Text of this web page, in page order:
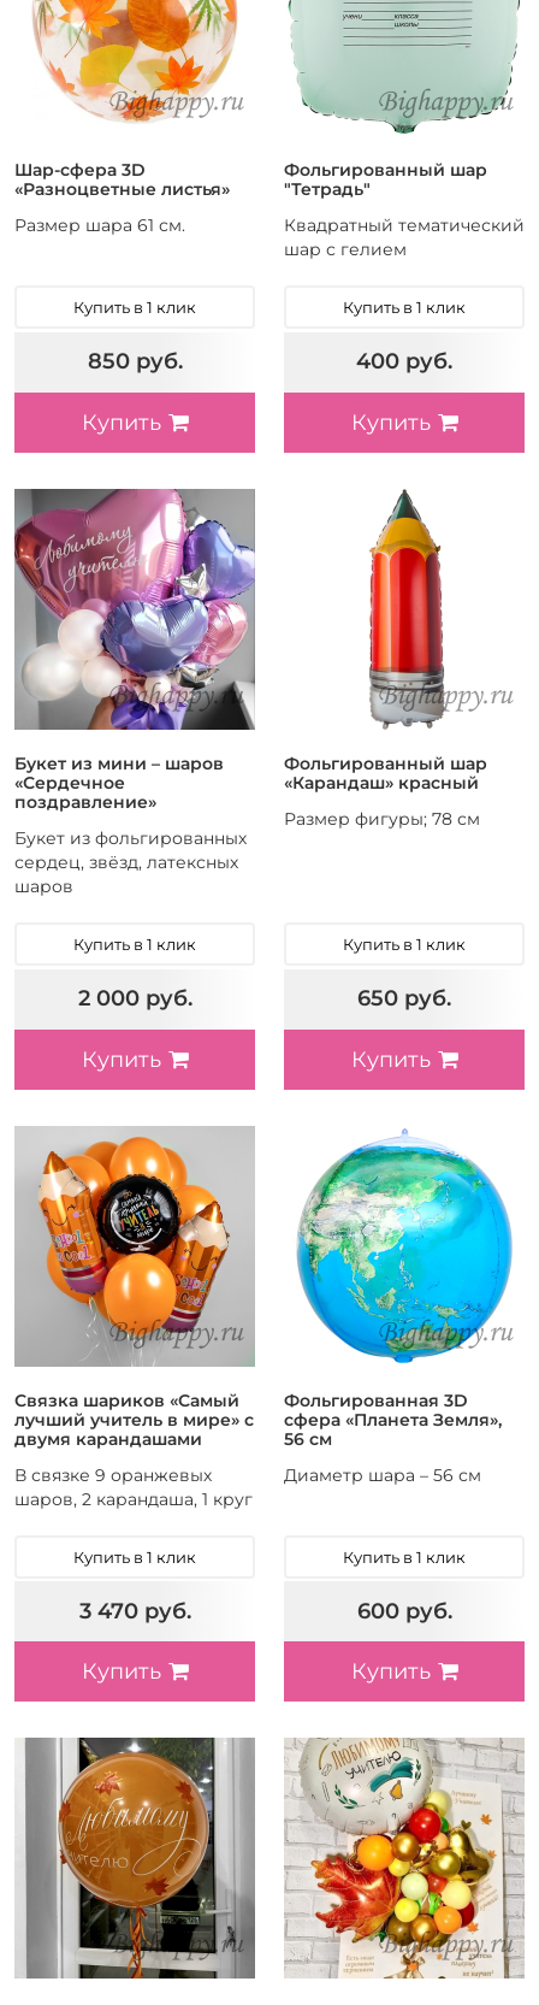
Шар-сфера 3D
«Разноцветные листья»
Размер шара 61 см.
Купить в 1 клик
850 руб.
Купить
Фольгированный шар
"Тетрадь"
Квадратный тематический
шар с гелием
Купить в 1 клик
400 руб.
Купить
Букет из мини – шаров
«Сердечное
поздравление»
Букет из фольгированных
сердец, звёзд, латексных
шаров
Купить в 1 клик
2 000 руб.
Купить
Фольгированный шар
«Карандаш» красный
Размер фигуры; 78 см
Купить в 1 клик
650 руб.
Купить
Связка шариков «Самый
лучший учитель в мире» с
двумя карандашами
В связке 9 оранжевых
шаров, 2 карандаша, 1 круг
Купить в 1 клик
3 470 руб.
Купить
Фольгированная 3D
сфера «Планета Земля»,
56 см
Диаметр шара – 56 см
Купить в 1 клик
600 руб.
Купить